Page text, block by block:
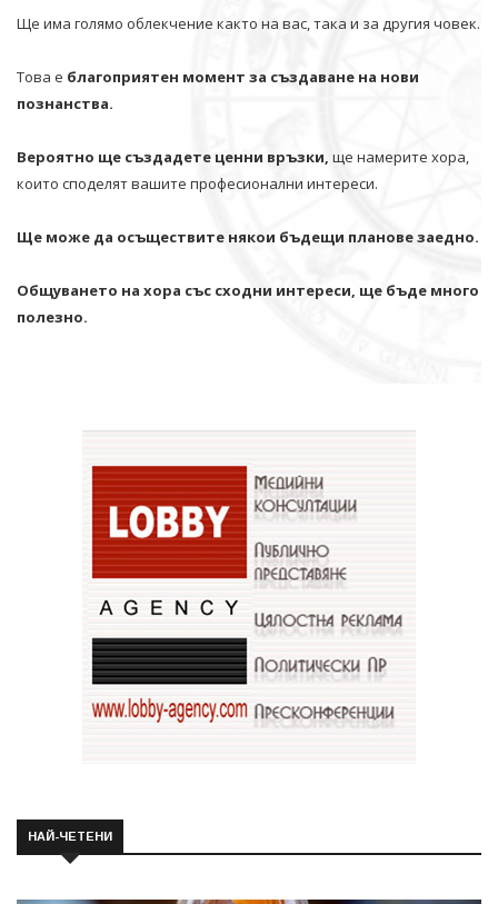
Ще има голямо облекчение както на вас, така и за другия човек.
Това е благоприятен момент за създаване на нови
познанства.
Вероятно ще създадете ценни връзки, ще намерите хора,
които споделят вашите професионални интереси.
Ще може да осъществите някои бъдещи планове заедно.
Общуването на хора със сходни интереси, ще бъде много
полезно.
НАЙ-ЧЕТЕНИ